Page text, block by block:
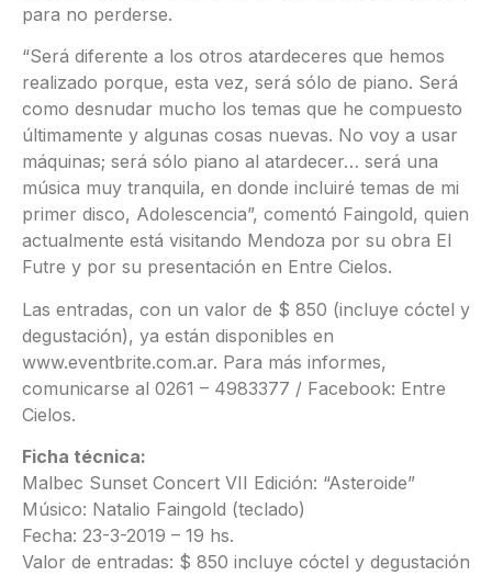
para no perderse.
“Será diferente a los otros atardeceres que hemos
realizado porque, esta vez, será sólo de piano. Será
como desnudar mucho los temas que he compuesto
últimamente y algunas cosas nuevas. No voy a usar
máquinas; será sólo piano al atardecer… será una
música muy tranquila, en donde incluiré temas de mi
primer disco, Adolescencia”, comentó Faingold, quien
actualmente está visitando Mendoza por su obra El
Futre y por su presentación en Entre Cielos.
Las entradas, con un valor de $ 850 (incluye cóctel y
degustación), ya están disponibles en
www.eventbrite.com.ar. Para más informes,
comunicarse al 0261 – 4983377 / Facebook: Entre
Cielos.
Ficha técnica:
Malbec Sunset Concert VII Edición: “Asteroide”
Músico: Natalio Faingold (teclado)
Fecha: 23-3-2019 – 19 hs.
Valor de entradas: $ 850 incluye cóctel y degustación